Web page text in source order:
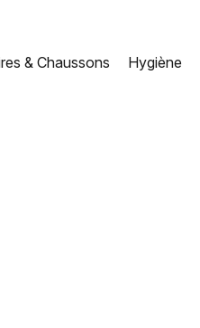
& Chaussons Hygiène